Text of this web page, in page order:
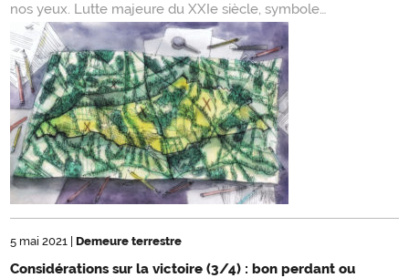
nos yeux. Lutte majeure du XXIe siècle, symbole…
5 mai 2021 Demeure terrestre
Considérations sur la victoire (3/4) : bon perdant ou